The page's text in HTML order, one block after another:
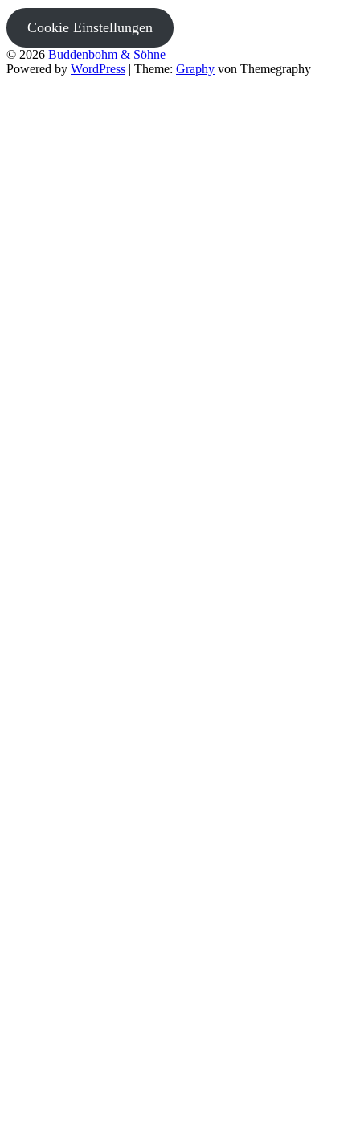
Cookie Einstellungen
© 2026 Buddenbohm & Söhne
Powered by WordPress | Theme: Graphy von Themegraphy